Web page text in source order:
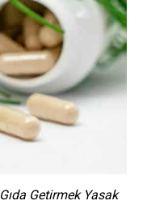
Getirmek Yasak